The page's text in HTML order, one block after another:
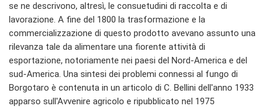
se ne descrivono, altresì, le consuetudini di raccolta e di
lavorazione. A fine del 1800 la trasformazione e la
commercializzazione di questo prodotto avevano assunto una
rilevanza tale da alimentare una fiorente attività di
esportazione, notoriamente nei paesi del Nord-America e del
sud-America. Una sintesi dei problemi connessi al fungo di
Borgotaro è contenuta in un articolo di C. Bellini dell'anno 1933
apparso sull'Avvenire agricolo e ripubblicato nel 1975